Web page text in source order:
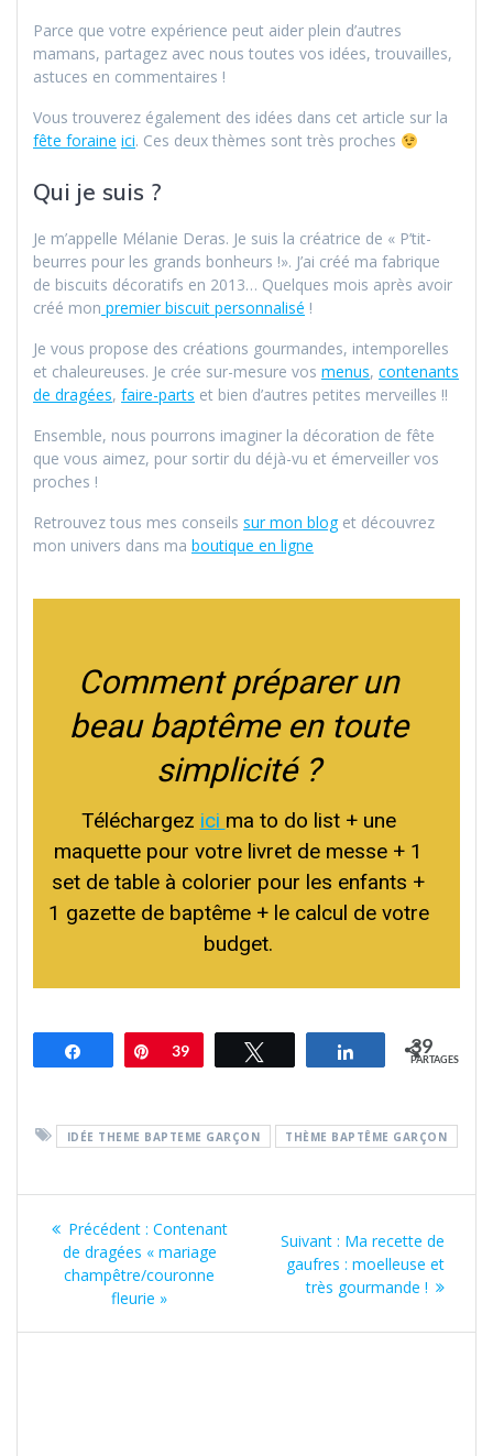
Parce que votre expérience peut aider plein d’autres
mamans, partagez avec nous toutes vos idées, trouvailles,
astuces en commentaires !
Vous trouverez également des idées dans cet article sur la
fête foraine ici. Ces deux thèmes sont très proches
Qui je suis ?
Je m’appelle Mélanie Deras. Je suis la créatrice de « P’tit-
beurres pour les grands bonheurs !». J’ai créé ma fabrique
de biscuits décoratifs en 2013… Quelques mois après avoir
créé mon premier biscuit personnalisé !
Je vous propose des créations gourmandes, intemporelles
et chaleureuses. Je crée sur-mesure vos menus, contenants
de dragées, faire-parts et bien d’autres petites merveilles !!
Ensemble, nous pourrons imaginer la décoration de fête
que vous aimez, pour sortir du déjà-vu et émerveiller vos
proches !
Retrouvez tous mes conseils sur mon bloget découvrez
mon univers dans ma boutique en ligne
Comment préparer un
beau baptême en toute
simplicité ?
Téléchargez ici ma to do list + une
maquette pour votre livret de messe + 1
set de table à colorier pour les enfants +
1 gazette de baptême + le calcul de votre
budget.
Partagez Épingle
39 Partagez
39
PARTAGES
IDÉE THEME BAPTEME GARÇON THÈME BAPTÊME GARÇON
Navigation
l’article
Précédent : Article
précédent
:
Contenant
de dragées « mariage
champêtre/couronne
fleurie »
Suivant : Article
suivant
:
Ma recette de
gaufres : moelleuse et
très gourmande !